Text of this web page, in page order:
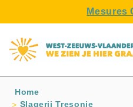
Mesures
Home
Slagerij Tresonie